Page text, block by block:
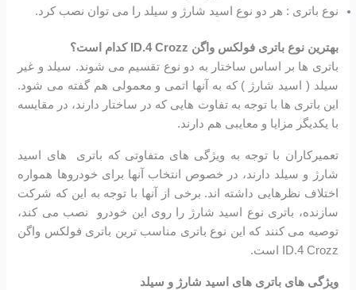
نوع باتری : هر دو نوع اسید شارژ و سیلد را می توان نصب کرد.
بهترین نوع باتری فولکس واگن ID.4 Crozz کدام است؟
باتری ها بر اساس ساختار به دو نوع تقسیم می شوند. سیلد و غیر
سیلد ( اسید شارژ ) که به آنها اتمی و معمولی هم گفته می شود.
این باتری ها با توجه به تفاوت هایی که در ساختار دارند، در مقایسه
با یکدیگر مزایا و معایبی هم دارند.
تعمیرکاران با توجه به ویژگی های متفاوتی که باتری های اسید
شارژ و سیلد دارند، در خصوص انتخاب آنها برای خودروها همواره
اختلاف نظرهایی داشته اند. برخی از آنها با توجه به این که شرکت
سازنده، باتری نوع اسید شارژ را روی این خودرو نصب می کند،
توصیه می کنند که این نوع باتری مناسب ترین باتری فولکس واگن
ID.4 Crozz است.
ویژگی های باتری های اسید شارژ و سیلد